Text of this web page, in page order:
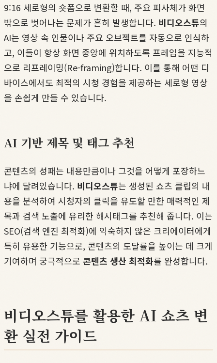
9:16 세로형의 숏폼으로 변환할 때, 주요 피사체가 화면
밖으로 벗어나는 문제가 흔히 발생합니다. 비디오스튜의
AI는 영상 속 인물이나 주요 오브젝트를 자동으로 인식하
고, 이들이 항상 화면 중앙에 위치하도록 프레임을 지능적
으로 리프레이밍(Re-framing)합니다. 이를 통해 어떤 디
바이스에서도 최적의 시청 경험을 제공하는 세로형 영상
을 손쉽게 만들 수 있습니다.
AI 기반 제목 및 태그 추천
콘텐츠의 성패는 내용만큼이나 그것을 어떻게 포장하느
냐에 달려있습니다. 비디오스튜는 생성된 쇼츠 클립의 내
용을 분석하여 시청자의 클릭을 유도할 만한 매력적인 제
목과 검색 노출에 유리한 해시태그를 추천해 줍니다. 이는
SEO(검색 엔진 최적화)에 익숙하지 않은 크리에이터에게
특히 유용한 기능으로, 콘텐츠의 도달률을 높이는 데 크게
기여하며 궁극적으로 콘텐츠 생산 최적화를 완성합니다.
비디오스튜를 활용한 AI 쇼츠 변
환 실전 가이드